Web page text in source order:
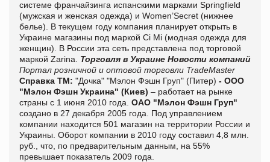
системе франчайзинга испанскими марками Springfield
(мужская и женская одежда) и Women’Secret (нижнее
белье). В текущем году компания планирует открыть в
Украине магазины под маркой Ci Mi (модная одежда для
женщин). В России эта сеть представлена под торговой
маркой Zarina. Торговля в Украине Новости компаний
Портал розничной и оптовой торговли TradeMaster
Справка ТМ: "Дочка" "Мэлон Фэшн Груп" (Питер) - ООО
"Мэлон Фэшн Украина" (Киев) – работает на рынке
страны с 1 июня 2010 года. ОАО "Мэлон Фэшн Груп"
создано в 27 декабря 2005 года. Под управлением
компании находится 501 магазин на территории России и
Украины. Оборот компании в 2010 году составил 4,8 млн.
руб., что, по предварительным данным, на 55%
превышает показатель 2009 года.